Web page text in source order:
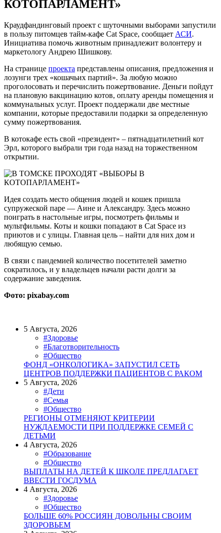
КОТОПАРЛАМЕНТ»
Краудфандинговый проект с шуточными выборами запустили
в пользу питомцев тайм-кафе Cat Space, сообщает АСИ.
Инициатива помочь животным принадлежит волонтеру и
маркетологу Андрею Шишкову.
На странице проекта представлены описания, предложения и
лозунги трех «кошачьих партий». За любую можно
проголосовать и перечислить пожертвование. Деньги пойдут
на плановую вакцинацию котов, оплату аренды помещения и
коммунальных услуг. Проект поддержали две местные
компании, которые предоставили подарки за определенную
сумму пожертвования.
В котокафе есть свой «президент» – пятнадцатилетний кот
Эрл, которого выбрали три года назад на торжественном
открытии.
Идея создать место общения людей и кошек пришла
супружеской паре — Аине и Александру. Здесь можно
поиграть в настольные игры, посмотреть фильмы и
мультфильмы. Коты и кошки попадают в Cat Space из
приютов и с улицы. Главная цель – найти для них дом и
любящую семью.
В связи с пандемией количество посетителей заметно
сократилось, и у владельцев начали расти долги за
содержание заведения.
Фото: pixabay.com
5 Августа, 2026
#Здоровье
#Благотворительность
#Общество
ФОНД «ОНКОЛОГИКА» ЗАПУСТИЛ СЕТЬ
ЦЕНТРОВ ПОДДЕРЖКИ ПАЦИЕНТОВ С РАКОМ
5 Августа, 2026
#Дети
#Семья
#Общество
РЕГИОНЫ ОТМЕНЯЮТ КРИТЕРИИ
НУЖДАЕМОСТИ ПРИ ПОДДЕРЖКЕ СЕМЕЙ С
ДЕТЬМИ
4 Августа, 2026
#Образование
#Общество
ВЫПЛАТЫ НА ДЕТЕЙ К ШКОЛЕ ПРЕДЛАГАЕТ
ВВЕСТИ ГОСДУМА
4 Августа, 2026
#Здоровье
#Общество
БОЛЬШЕ 60% РОССИЯН ДОВОЛЬНЫ СВОИМ
ЗДОРОВЬЕМ